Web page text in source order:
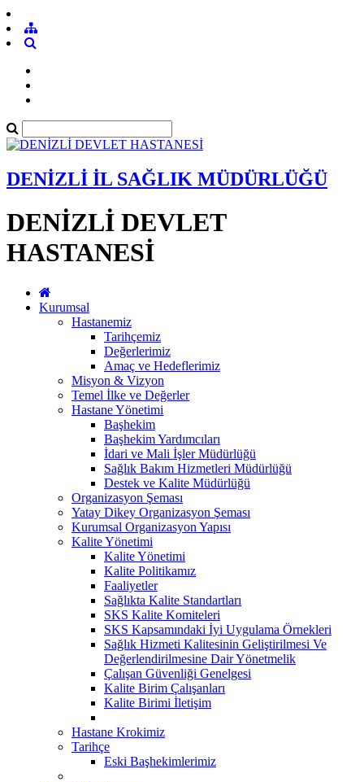
DENİZLİ İL SAĞLIK MÜDÜRLÜĞÜ
DENİZLİ DEVLET
HASTANESİ
Kurumsal
Hastanemiz
Tarihçemiz
Değerlerimiz
Amaç ve Hedeflerimiz
Misyon & Vizyon
Temel İlke ve Değerler
Hastane Yönetimi
Başhekim
Başhekim Yardımcıları
İdari ve Mali İşler Müdürlüğü
Sağlık Bakım Hizmetleri Müdürlüğü
Destek ve Kalite Müdürlüğü
Organizasyon Şeması
Yatay Dikey Organizasyon Şeması
Kurumsal Organizasyon Yapısı
Kalite Yönetimi
Kalite Yönetimi
Kalite Politikamız
Faaliyetler
Sağlıkta Kalite Standartları
SKS Kalite Komiteleri
SKS Kapsamındaki İyi Uygulama Örnekleri
Sağlık Hizmeti Kalitesinin Geliştirilmesi Ve
Değerlendirilmesine Dair Yönetmelik
Çalışan Güvenliği Genelgesi
Kalite Birim Çalışanları
Kalite Birimi İletişim
Hastane Krokimiz
Tarihçe
Eski Başhekimlerimiz